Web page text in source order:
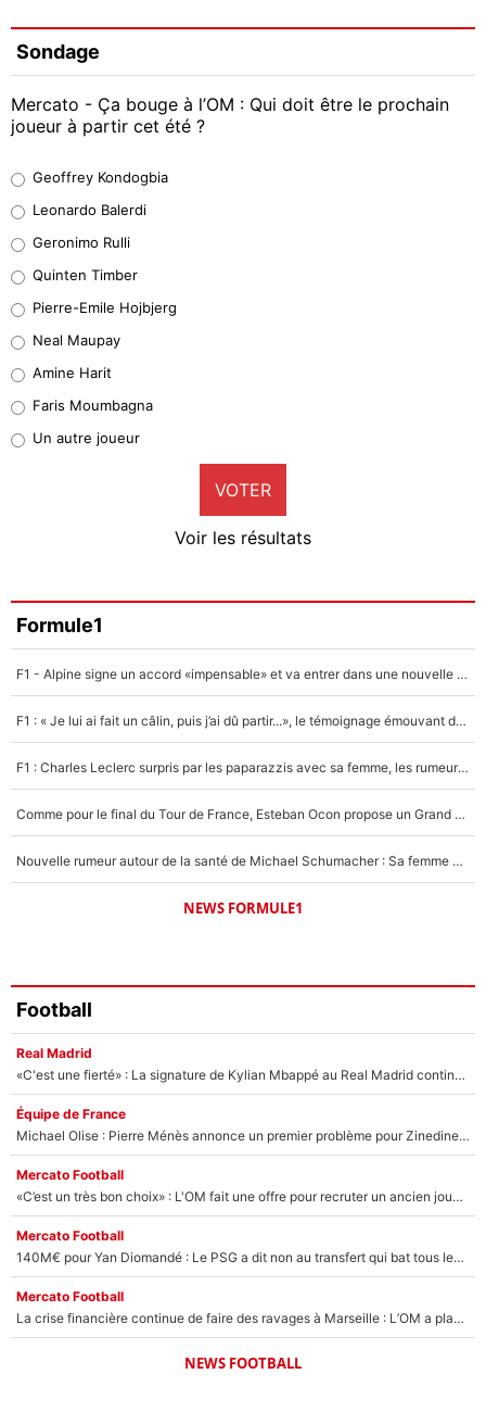
Sondage
Mercato - Ça bouge à l’OM : Qui doit être le prochain
joueur à partir cet été ?
38%
32%
5%
1%
9%
Faris Moumbagna
5%
Un autre joueur
5%
Geoffrey Kondogbia
Leonardo Balerdi
Geronimo Rulli
Quinten Timber
Pierre-Emile Hojbjerg
Neal Maupay
Amine Harit
Faris Moumbagna
Un autre joueur
VOTER
Voir les résultats
Formule1
F1 - Alpine signe un accord «impensable» et va entrer dans une nouvelle dimension : Grande nouvelle pour Pierre Gasly !
F1 : « Je lui ai fait un câlin, puis j’ai dû partir...», le témoignage émouvant de Max Verstappen sur sa fille
F1 : Charles Leclerc surpris par les paparazzis avec sa femme, les rumeurs étaient vraies !
Comme pour le final du Tour de France, Esteban Ocon propose un Grand Prix de Formule 1 à Paris : «Autour de l’Arc de Triomphe, ce serait génial» !
Nouvelle rumeur autour de la santé de Michael Schumacher : Sa femme Corinna sort du silence
NEWS FORMULE1
Football
Real Madrid
«C'est une fierté» : La signature de Kylian Mbappé au Real Madrid continue de régaler l'Espagne
Équipe de France
Michael Olise : Pierre Ménès annonce un premier problème pour Zinedine Zidane en équipe de France
Mercato Football
«C’est un très bon choix» : L'OM fait une offre pour recruter un ancien joueur du PSG... et c'est validé dans l'After Foot !
Mercato Football
140M€ pour Yan Diomandé : Le PSG a dit non au transfert qui bat tous les records sur le mercato
Mercato Football
La crise financière continue de faire des ravages à Marseille : L’OM a placé 12 joueurs sur le marché des transferts… et ça pourrait lui rapporter près de 100M€ !
NEWS FOOTBALL